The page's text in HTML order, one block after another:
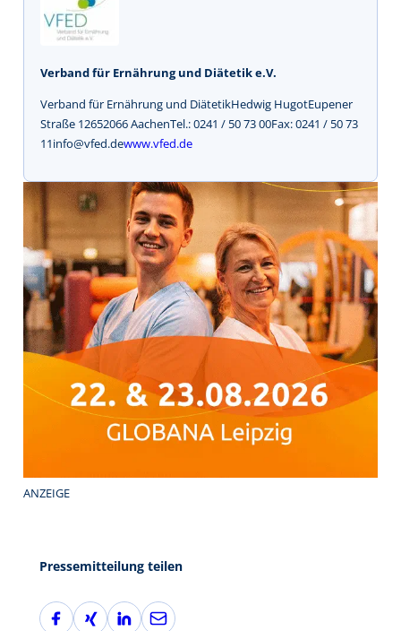
Verband für Ernährung und Diätetik e.V.
Verband für Ernährung und DiätetikHedwig HugotEupener
Straße 12652066 AachenTel.: 0241 / 50 73 00Fax: 0241 / 50 73
11info@vfed.dewww.vfed.de
ANZEIGE
Pressemitteilung teilen
F
X
L
E